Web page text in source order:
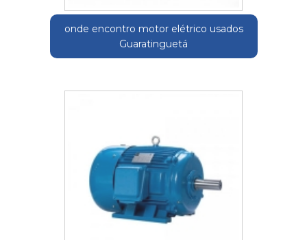
onde encontro motor elétrico usados
Guaratinguetá